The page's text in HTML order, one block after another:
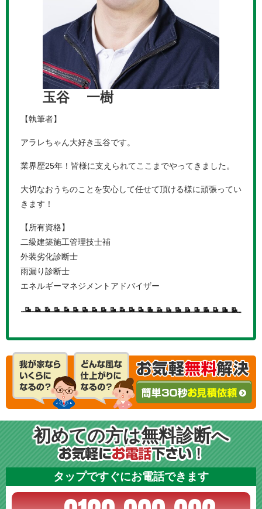
玉谷 一樹
【執筆者】
アラレちゃん大好き玉谷です。
業界歴25年！皆様に支えられてここまでやってきました。
大切なおうちのことを安心して任せて頂ける様に頑張ってい
きます！
【所有資格】
二級建築施工管理技士補
外装劣化診断士
雨漏り診断士
エネルギーマネジメントアドバイザー
初めての方は無料診断へ
タップですぐにお電話できます